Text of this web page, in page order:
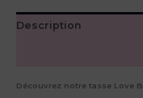
Description
Découvrez notre tasse Love